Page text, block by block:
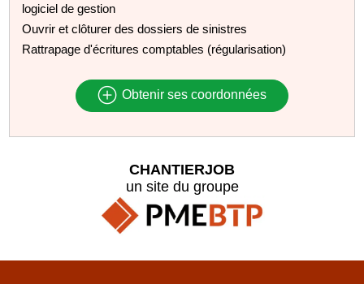
logiciel de gestion
Ouvrir et clôturer des dossiers de sinistres
Rattrapage d'écritures comptables (régularisation)
Obtenir ses coordonnées
CHANTIERJOB
un site du groupe